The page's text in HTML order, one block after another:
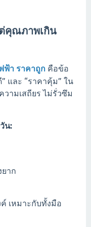
คุณภาพเกิน
ฟ้า ราคาถูก คือข้อ
และ “ราคาคุ้ม” ใน
วามเสถียร ไม่รั่วซึม
น:
าก
เหมาะกับทั้งมือ